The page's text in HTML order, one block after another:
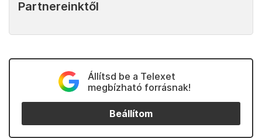
Partnereinktől
Állítsd be a Telexet
megbízható forrásnak!
Beállítom